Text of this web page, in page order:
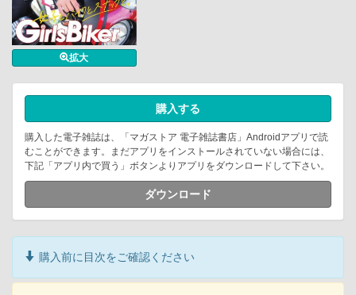
拡大
購入する
購入した電子雑誌は、「マガストア 電子雑誌書店」Androidアプリで読
むことができます。まだアプリをインストールされていない場合には、
下記「アプリ内で買う」ボタンよりアプリをダウンロードして下さい。
ダウンロード
購入前に目次をご確認ください